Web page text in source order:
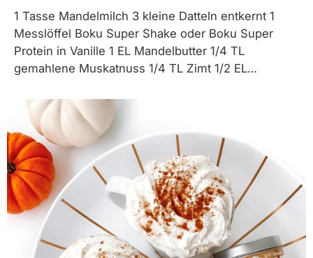
1 Tasse Mandelmilch 3 kleine Datteln entkernt 1
Messlöffel Boku Super Shake oder Boku Super
Protein in Vanille 1 EL Mandelbutter 1/4 TL
gemahlene Muskatnuss 1/4 TL Zimt 1/2 EL
Butterextraktimitat, optional Alle Zutaten in einen
Mixer geben. Mixen, bis die Datteln gut...